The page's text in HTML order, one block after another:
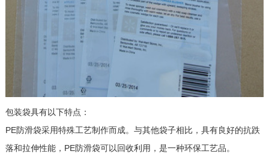
包装袋具有以下特点：
PE防滑袋采用特殊工艺制作而成。与其他袋子相比，具有良好的抗跌
落和拉伸性能，PE防滑袋可以回收利用，是一种环保工艺品。